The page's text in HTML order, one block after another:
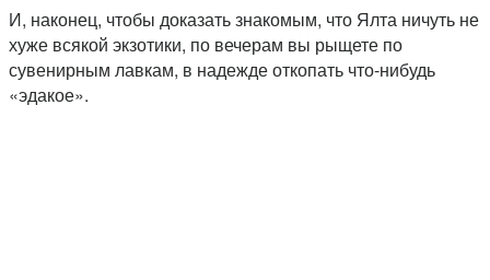
И, наконец, чтобы доказать знакомым, что Ялта ничуть не
хуже всякой экзотики, по вечерам вы рыщете по
сувенирным лавкам, в надежде откопать что-нибудь
«эдакое».